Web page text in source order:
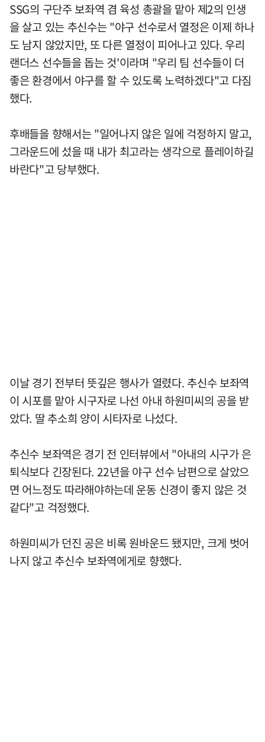
SSG의 구단주 보좌역 겸 육성 총괄을 맡아 제2의 인생
을 살고 있는 추신수는 "야구 선수로서 열정은 이제 하나
도 남지 않았지만, 또 다른 열정이 피어나고 있다. 우리
랜더스 선수들을 돕는 것'이라며 "우리 팀 선수들이 더
좋은 환경에서 야구를 할 수 있도록 노력하겠다"고 다짐
했다.
후배들을 향해서는 "일어나지 않은 일에 걱정하지 말고,
그라운드에 섰을 때 내가 최고라는 생각으로 플레이하길
바란다"고 당부했다.
이날 경기 전부터 뜻깊은 행사가 열렸다. 추신수 보좌역
이 시포를 맡아 시구자로 나선 아내 하원미씨의 공을 받
았다. 딸 추소희 양이 시타자로 나섰다.
추신수 보좌역은 경기 전 인터뷰에서 "아내의 시구가 은
퇴식보다 긴장된다. 22년을 야구 선수 남편으로 살았으
면 어느정도 따라해야하는데 운동 신경이 좋지 않은 것
같다"고 걱정했다.
하원미씨가 던진 공은 비록 원바운드 됐지만, 크게 벗어
나지 않고 추신수 보좌역에게로 향했다.